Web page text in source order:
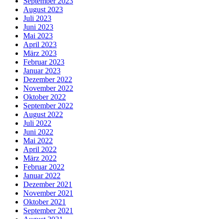
August 2023
Juli 2023
Juni 2023
Mai 2023
April 2023
März 2023
Februar 2023
Januar 2023
Dezember 2022
November 2022
Oktober 2022
September 2022
August 2022
Juli 2022
Juni 2022
Mai 2022
April 2022
März 2022
Februar 2022
Januar 2022
Dezember 2021
November 2021
Oktober 2021
September 2021